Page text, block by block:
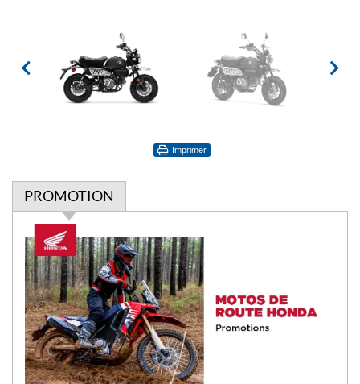
Imprimer
PROMOTION
r
o
m
o
t
i
o
n